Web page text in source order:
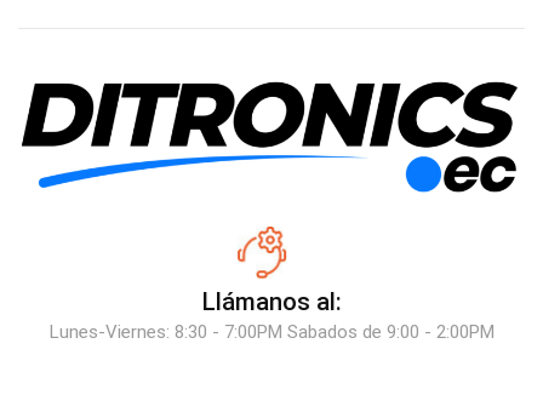
Llámanos al:
Lunes-Viernes: 8:30 - 7:00PM Sabados de 9:00 - 2:00PM